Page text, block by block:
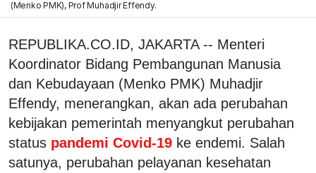
(Menko PMK), Prof Muhadjir Effendy.
REPUBLIKA.CO.ID, JAKARTA -- Menteri
Koordinator Bidang Pembangunan Manusia
dan Kebudayaan (Menko PMK) Muhadjir
Effendy, menerangkan, akan ada perubahan
kebijakan pemerintah menyangkut perubahan
status pandemi Covid-19 ke endemi. Salah
satunya, perubahan pelayanan kesehatan